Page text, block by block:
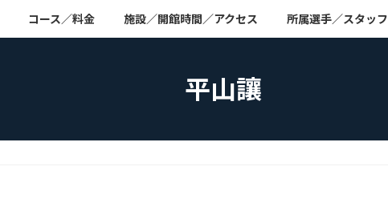
コース／料金 施設／開館時間／アクセス 所属選手／スタッフ
平山讓